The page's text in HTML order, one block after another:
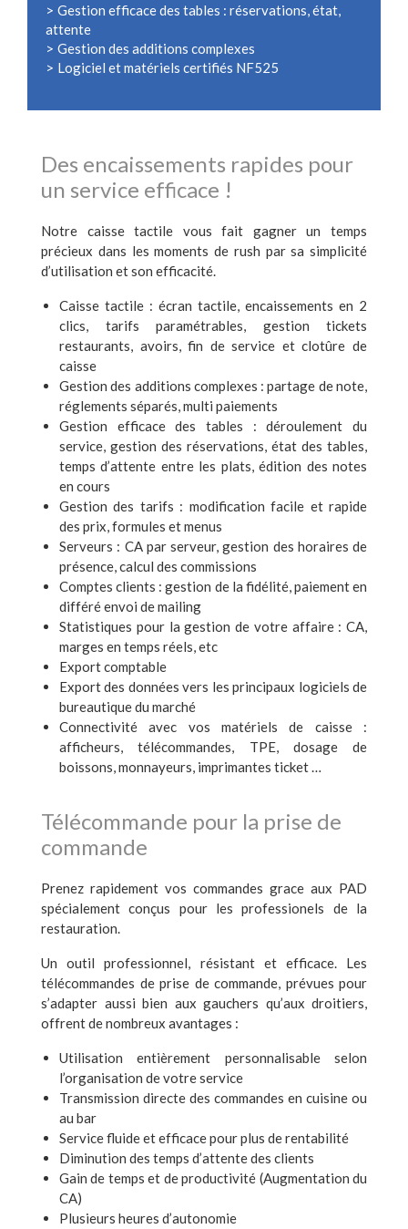
Gestion efficace des tables : réservations, état,
attente
Gestion des additions complexes
Logiciel et matériels certifiés NF525
Des encaissements rapides pour
un service efficace !
Notre caisse tactile vous fait gagner un temps
précieux dans les moments de rush par sa simplicité
d’utilisation et son efficacité.
Caisse tactile : écran tactile, encaissements en 2
clics, tarifs paramétrables, gestion tickets
restaurants, avoirs, fin de service et clotûre de
caisse
Gestion des additions complexes : partage de note,
réglements séparés, multi paiements
Gestion efficace des tables : déroulement du
service, gestion des réservations, état des tables,
temps d’attente entre les plats, édition des notes
en cours
Gestion des tarifs : modification facile et rapide
des prix, formules et menus
Serveurs : CA par serveur, gestion des horaires de
présence, calcul des commissions
Comptes clients : gestion de la fidélité, paiement en
différé envoi de mailing
Statistiques pour la gestion de votre affaire : CA,
marges en temps réels, etc
Export comptable
Export des données vers les principaux logiciels de
bureautique du marché
Connectivité avec vos matériels de caisse :
afficheurs, télécommandes, TPE, dosage de
boissons, monnayeurs, imprimantes ticket …
Télécommande pour la prise de
commande
Prenez rapidement vos commandes grace aux PAD
spécialement conçus pour les professionels de la
restauration.
Un outil professionnel, résistant et efficace. Les
télécommandes de prise de commande, prévues pour
s’adapter aussi bien aux gauchers qu’aux droitiers,
offrent de nombreux avantages :
Utilisation entièrement personnalisable selon
l’organisation de votre service
Transmission directe des commandes en cuisine ou
au bar
Service fluide et efficace pour plus de rentabilité
Diminution des temps d’attente des clients
Gain de temps et de productivité (Augmentation du
CA)
Plusieurs heures d’autonomie